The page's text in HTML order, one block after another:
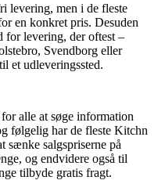
levering, men i de fleste
en konkret pris. Desuden
levering, der oftest –
Svendborg eller
et udleveringssted.
alle at søge information
følgelig har de fleste Kitchn
sænke salgspriserne på
og endvidere også til
tilbyde gratis fragt.